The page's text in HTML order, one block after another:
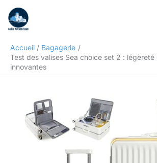
contenu
Accueil
Bagagerie
Test des valises Sea choice set 2 :
innovantes
Rechercher